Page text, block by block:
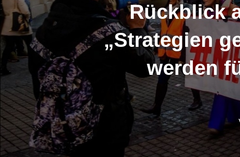
Rückblick
„Strategien
werden